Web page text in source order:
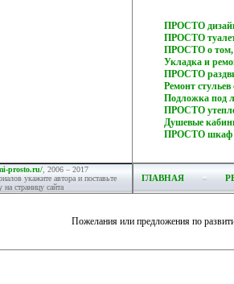
ПРОСТО
ПРОСТО
ПРОСТО о том,
Укладка и
ПРОСТО
Ремонт
Подложка под
ПРОСТО
Душевые
ПРОСТО шкаф
prosto.ru/, 2006 – 2017
укажите автора и поставьте
страницу сайта
ГЛАВНАЯ
Пожелания или предложения по